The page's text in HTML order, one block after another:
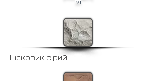
№1
Пісковик сірий